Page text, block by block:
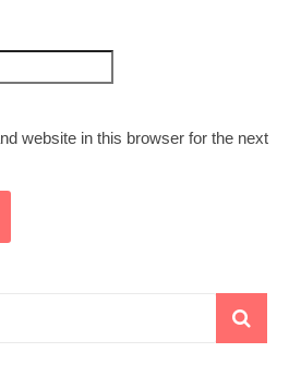
website in this browser for the next